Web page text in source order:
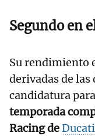
Segundo en
Su rendimiento
derivadas de las
candidatura
temporada
Racing deDucati